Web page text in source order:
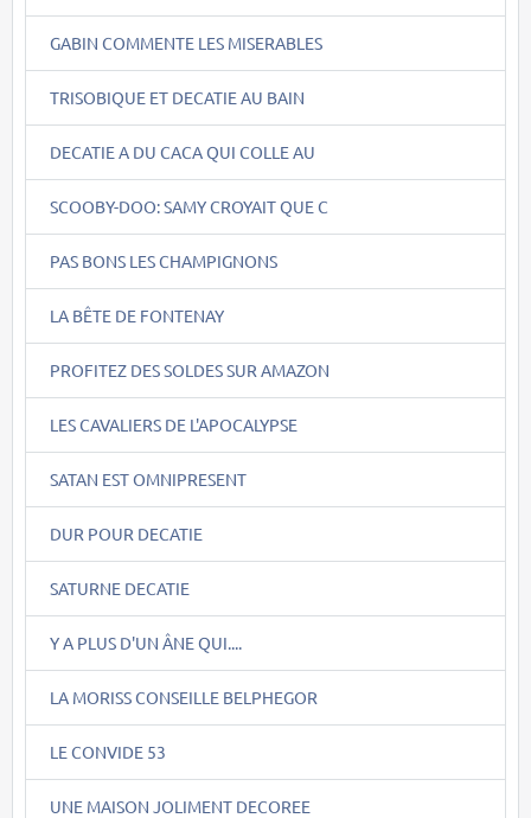
GABIN COMMENTE LES MISERABLES
TRISOBIQUE ET DECATIE AU BAIN
DECATIE A DU CACA QUI COLLE AU
SCOOBY-DOO: SAMY CROYAIT QUE C
PAS BONS LES CHAMPIGNONS
LA BÊTE DE FONTENAY
PROFITEZ DES SOLDES SUR AMAZON
LES CAVALIERS DE L'APOCALYPSE
SATAN EST OMNIPRESENT
DUR POUR DECATIE
SATURNE DECATIE
Y A PLUS D'UN ÂNE QUI....
LA MORISS CONSEILLE BELPHEGOR
LE CONVIDE 53
UNE MAISON JOLIMENT DECOREE